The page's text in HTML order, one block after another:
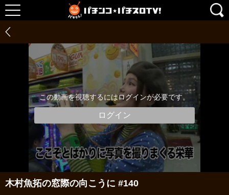
この動画を視聴するにはログインが必要です。
ログイン
木村魚拓の窓際の向こうに #140